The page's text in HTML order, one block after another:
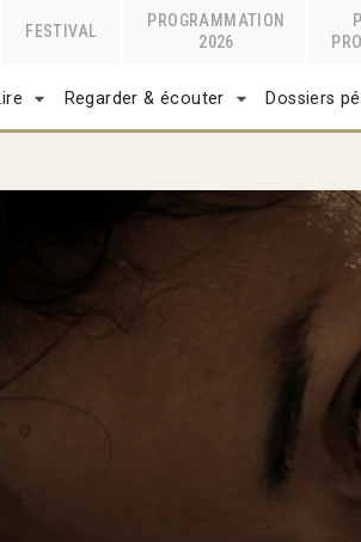
FESTIVAL
PROGRAMMATION
2026
Regarder & écouter Dossiers